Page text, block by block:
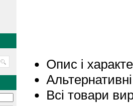
Опис і
Всі товари